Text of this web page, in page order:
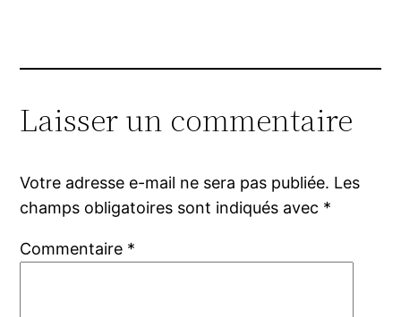
Laisser un commentaire
Votre adresse e-mail ne sera pas publiée. Les
champs obligatoires sont indiqués avec *
Commentaire *